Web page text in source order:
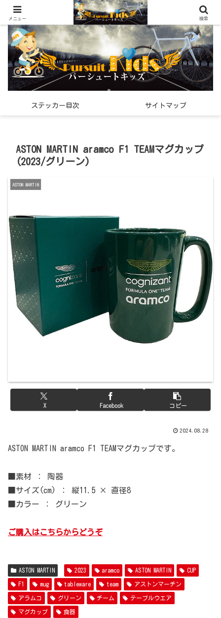
世界中で見つけた「希少なスポーツ雑貨」の紹介メディア
ステッカー目次 サイトマップ
ASTON MARTIN aramco F1 TEAMマグカップ
(2023/グリーン)
ASTON MARTIN
X Facebook コピー
2024.08.28
ASTON MARTIN aramco F1 TEAMマグカップです。
■素材 ： 陶器
■サイズ(cm) ： 縦11.5 × 直径8
■カラー ： グリーン
ご購入はこちらからどうぞ
ASTON MARTIN 2023 aramco ASTON MARTIN CUP
F1 mug tableware team アストンマーチン
アラムコ グリーン チーム テーブルウエア
マグカップ 食器
メニュー 検索